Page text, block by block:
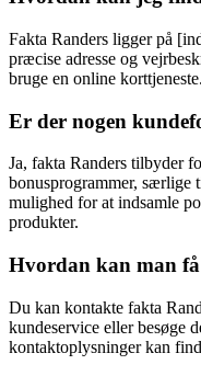
Fakta Randers ligger på
præcise adresse og
bruge en online korttjeneste.
Er der nogen
Ja, fakta Randers tilbyder
bonusprogrammer, særlige
mulighed for at indsamle
produkter.
Hvordan kan man
Du kan kontakte fakta
kundeservice eller besøge
kontaktoplysninger kan